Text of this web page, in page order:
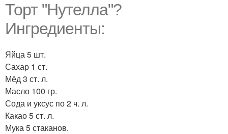
Торт "Нутелла"?
Ингредиенты:
Яйца 5 шт.
Сахар 1 ст.
Мёд 3 ст. л.
Масло 100 гр.
Сода и уксус по 2 ч. л.
Какао 5 ст. л.
Мука 5 стаканов.